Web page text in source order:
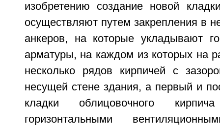
изобретению создание новой
осуществляют путем закрепления в
анкеров, на которые укладывают
арматуры, на каждом из которых на
несколько рядов кирпичей с
несущей стене здания, а первый и
кладки облицовочного
горизонтальными